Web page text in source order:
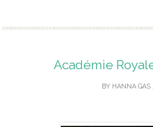
Académie
BY HANNA GAS